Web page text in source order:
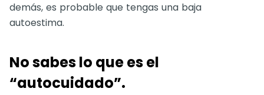
demás, es probable que tengas una baja
autoestima.
No sabes lo que es el
“autocuidado”.